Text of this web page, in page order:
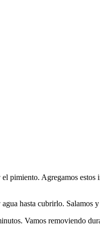
pimiento. Agregamos
hasta cubrirlo. Salamos
Vamos removiendo